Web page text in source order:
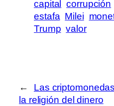
capital corrupción
estafa Milei
Trump valor
←
Las
la religión del dinero